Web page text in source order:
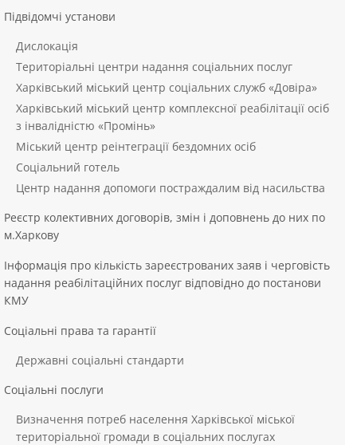
Підвідомчі установи
Дислокація
Територіальні центри надання соціальних послуг
Харківський міський центр соціальних служб «Довіра»
Харківський міський центр комплексної реабілітації осіб
з інвалідністю «Промінь»
Міський центр реінтеграції бездомних осіб
Соціальний готель
Центр надання допомоги постраждалим від насильства
Реєстр колективних договорів, змін і доповнень до них по
м.Харкову
Інформація про кількість зареєстрованих заяв і черговість
надання реабілітаційних послуг відповідно до постанови
КМУ
Соціальні права та гарантії
Державні соціальні стандарти
Соціальні послуги
Визначення потреб населення Харківської міської
територіальної громади в соціальних послугах